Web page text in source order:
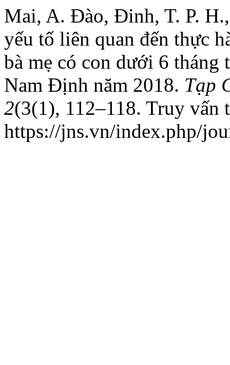
Mai, A. Đào, Đinh, T. P.
yếu tố liên quan đến thực
bà mẹ có con dưới 6
Nam Định năm 2018. Tạp
2(3(1), 112–118. Truy vấn
https://jns.vn/index.php/